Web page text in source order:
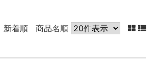
新着順 商品名順